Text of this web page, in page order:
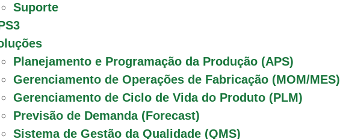
Suporte
Planejamento e Programação da Produção (APS)
Gerenciamento de Operações de Fabricação (MOM/MES)
Gerenciamento de Ciclo de Vida do Produto (PLM)
Previsão de Demanda (Forecast)
Sistema de Gestão da Qualidade (QMS)